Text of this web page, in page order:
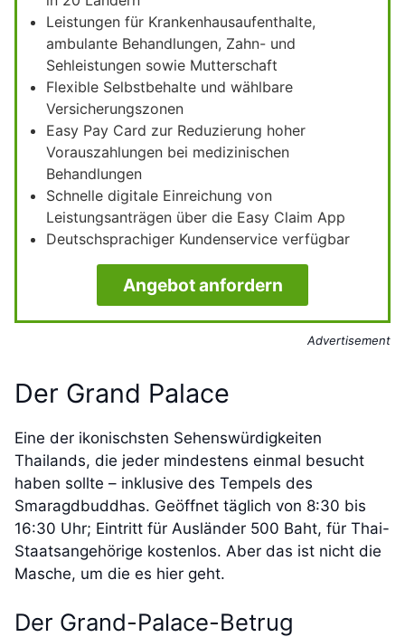
Leistungen für Krankenhausaufenthalte,
ambulante Behandlungen, Zahn- und
Sehleistungen sowie Mutterschaft
Flexible Selbstbehalte und wählbare
Versicherungszonen
Easy Pay Card zur Reduzierung hoher
Vorauszahlungen bei medizinischen
Behandlungen
Schnelle digitale Einreichung von
Leistungsanträgen über die Easy Claim App
Deutschsprachiger Kundenservice verfügbar
Angebot anfordern
Advertisement
Der Grand Palace
Eine der ikonischsten Sehenswürdigkeiten
Thailands, die jeder mindestens einmal besucht
haben sollte – inklusive des Tempels des
Smaragdbuddhas. Geöffnet täglich von 8:30 bis
16:30 Uhr; Eintritt für Ausländer 500 Baht, für Thai-
Staatsangehörige kostenlos. Aber das ist nicht die
Masche, um die es hier geht.
Der Grand-Palace-Betrug